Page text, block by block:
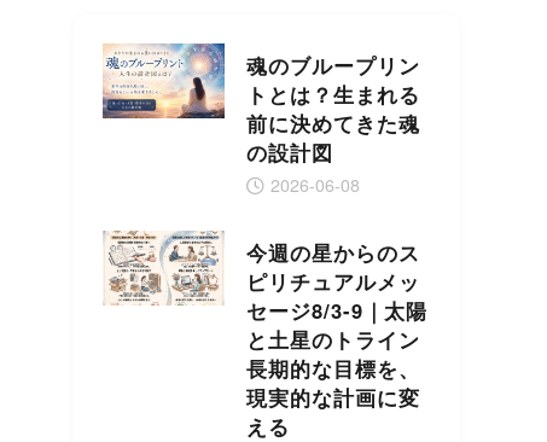
魂のブループリン
トとは？生まれる
前に決めてきた魂
の設計図
2026-06-08
今週の星からのス
ピリチュアルメッ
セージ8/3-9｜太陽
と土星のトライン
長期的な目標を、
現実的な計画に変
える